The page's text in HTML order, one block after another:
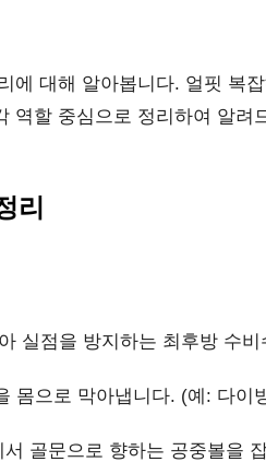
에 대해 알아봅니다. 얼핏 복
역할 중심으로 정리하여 알려
리
실점을 방지하는 최후방 수비
몸으로 막아냅니다. (예: 다이
골문으로 향하는 공중볼을